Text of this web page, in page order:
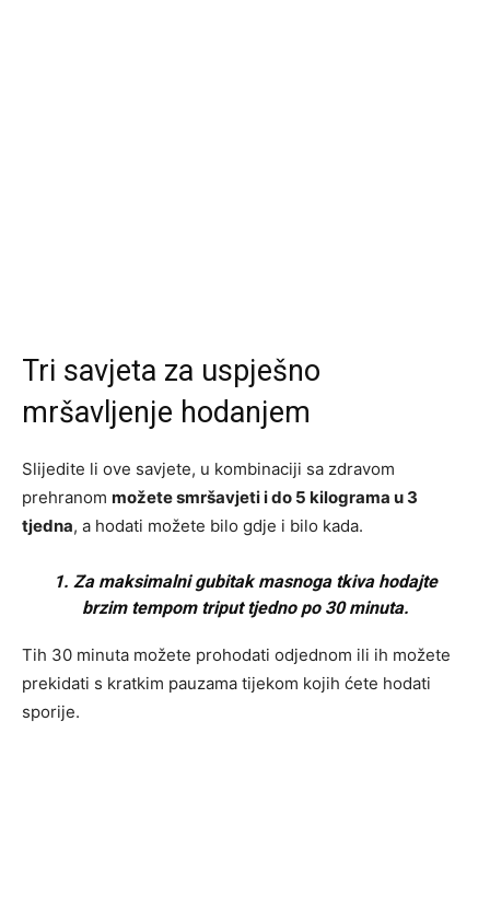
Tri savjeta za uspješno
mršavljenje hodanjem
Slijedite li ove savjete, u kombinaciji sa zdravom
prehranom možete smršavjeti i do 5 kilograma u 3
tjedna, a hodati možete bilo gdje i bilo kada.
1. Za maksimalni gubitak masnoga tkiva hodajte
brzim tempom triput tjedno po 30 minuta.
Tih 30 minuta možete prohodati odjednom ili ih možete
prekidati s kratkim pauzama tijekom kojih ćete hodati
sporije.